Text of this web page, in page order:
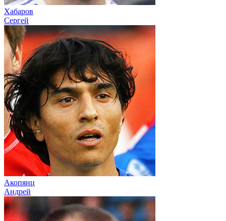
Хабаров
Сергей
Акопянц
Андрей